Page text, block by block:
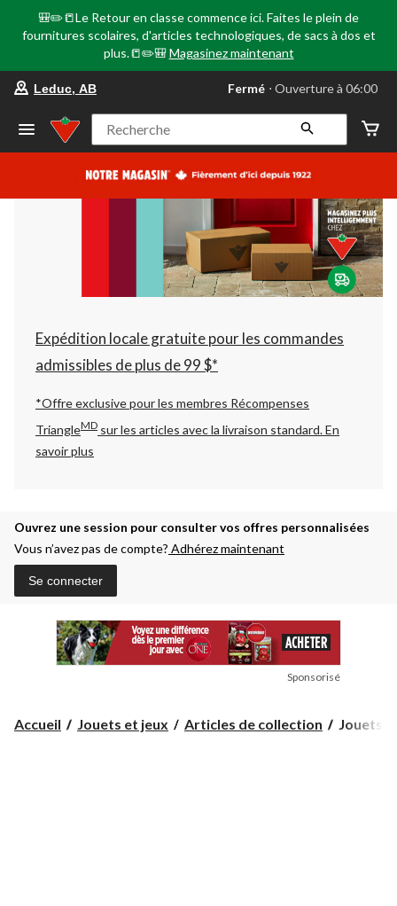
🎒✏️📒Le Retour en classe commence ici. Faites le plein de
fournitures scolaires, d'articles technologiques, de sacs à dos et
plus.📒✏️🎒 Magasinez maintenant
votre
préféré
Leduc,
AB,
courament
Ouverture
à
06:00
cliquer
pour
changer
Leduc, AB Fermé ⋅ Ouverture à 06:00
Recherche
Expédition locale gratuite pour les commandes
admissibles de plus de 99 $*
*Offre exclusive pour les membres Récompenses
TriangleMD sur les articles avec la livraison standard.En
savoir plus
Ouvrez une session pour consulter vos offres personnalisées
Vous n’avez pas de compte? Adhérez maintenant
Se connecter
Sponsorisé
Accueil Jouets et jeux Articles de collection
Jouets
Jouets